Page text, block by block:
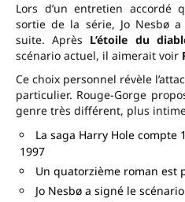
Lors d’un entretien accordé
sortie de la série, Jo Nesbø
suite. Après L’étoile du
scénario actuel, il aimerait voir
Ce choix personnel révèle
particulier. Rouge-Gorge
genre très différent, plus
La saga Harry Hole compte
1997
Un quatorzième roman est
Jo Nesbø a signé le